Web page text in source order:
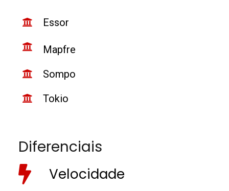
Essor
Mapfre
Sompo
Tokio
Diferenciais
Velocidade